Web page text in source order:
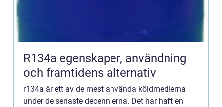
R134a egenskaper, användning
och framtidens alternativ
r134a är ett av de mest använda köldmedierna
under de senaste decennierna. Det har haft en